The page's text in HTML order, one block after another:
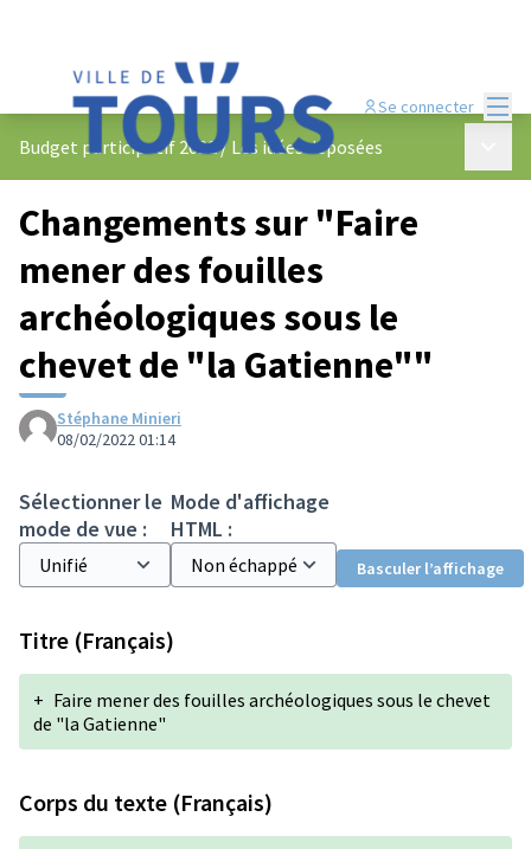
Se connecter
Budget participatif 2022/ Les idées déposées
Changements sur "Faire
mener des fouilles
archéologiques sous le
chevet de "la Gatienne""
Stéphane Minieri
08/02/2022 01:14
Sélectionner le
mode de vue :
Mode d'affichage
HTML :
Basculer l’affichage
Titre (Français)
+ Faire mener des fouilles archéologiques sous le chevet
de "la Gatienne"
Corps du texte (Français)